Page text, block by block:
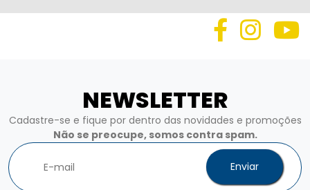
NEWSLETTER
Cadastre-se e fique por dentro das novidades e promoções
Não se preocupe, somos contra spam.
Enviar